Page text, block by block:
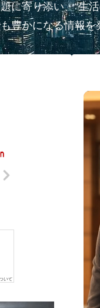
寄り添い、“生
豊かになる情報